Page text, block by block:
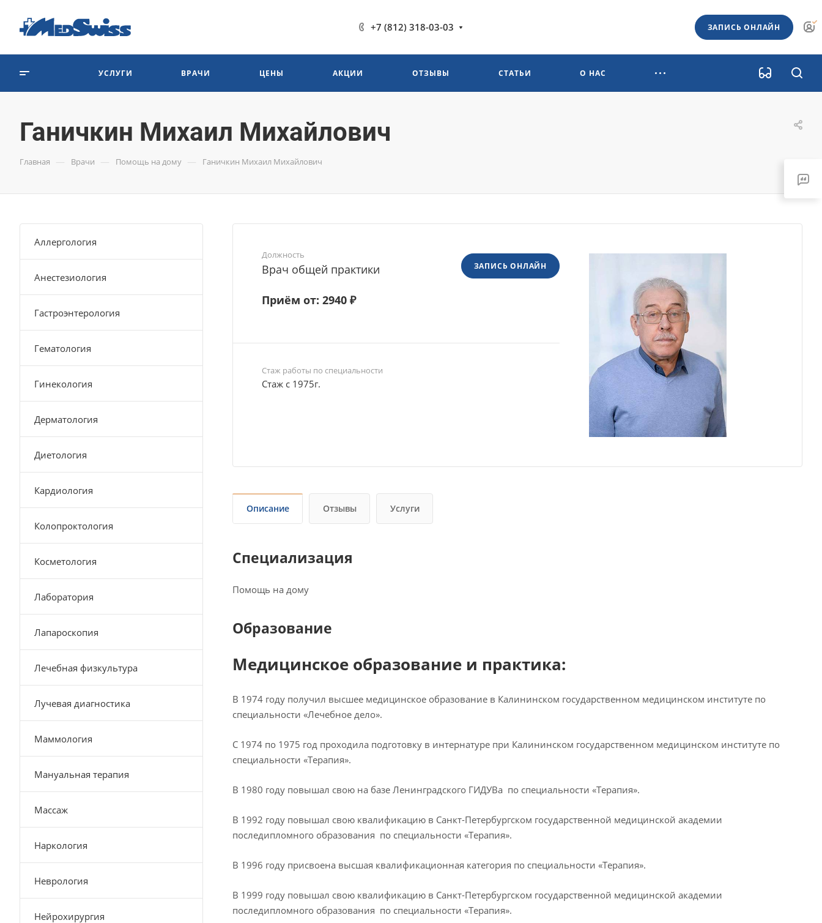
+7 (812) 318-03-03 ЗАПИСЬ ОНЛАЙН
УСЛУГИ ВРАЧИ ЦЕНЫ АКЦИИ ОТЗЫВЫ СТАТЬИ О НАС
Ганичкин Михаил Михайлович
Главная — Врачи — Помощь на дому — Ганичкин Михаил Михайлович
Должность
Врач общей практики
Приём от: 2940 ₽
ЗАПИСЬ ОНЛАЙН
Стаж работы по специальности
Стаж с 1975г.
Описание Отзывы Услуги
Специализация
Помощь на дому
Образование
Медицинское образование и практика:
В 1974 году получил высшее медицинское образование в Калининском государственном медицинском институте по
специальности «Лечебное дело».
С 1974 по 1975 год проходила подготовку в интернатуре при Калининском государственном медицинском институте по
специальности «Терапия».
В 1980 году повышал свою на базе Ленинградского ГИДУВа по специальности «Терапия».
В 1992 году повышал свою квалификацию в Санкт-Петербургском государственной медицинской академии
последипломного образования по специальности «Терапия».
В 1996 году присвоена высшая квалификационная категория по специальности «Терапия».
В 1999 году повышал свою квалификацию в Санкт-Петербургском государственной медицинской академии
последипломного образования по специальности «Терапия».
Аллергология
Анестезиология
Гастроэнтерология
Гематология
Гинекология
Дерматология
Диетология
Кардиология
Колопроктология
Косметология
Лаборатория
Лапароскопия
Лечебная физкультура
Лучевая диагностика
Маммология
Мануальная терапия
Массаж
Наркология
Неврология
Нейрохирургия